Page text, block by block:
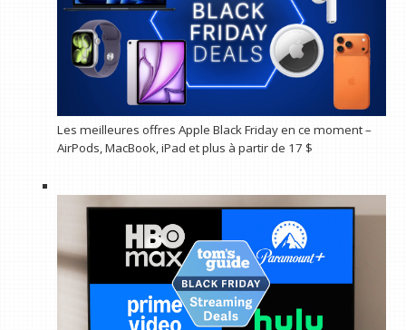
Les meilleures offres Apple Black Friday en ce moment – ​​
AirPods, MacBook, iPad et plus à partir de 17 $